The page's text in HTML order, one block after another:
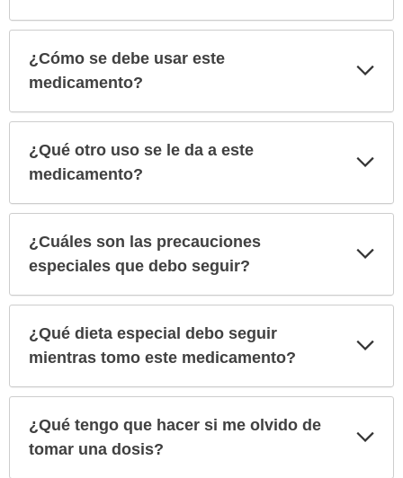
prescribe
medicamento?
extendido.
¿Cómo se debe usar este
medicamento?
¿Qué otro uso se le da a este
medicamento?
¿Cuáles son las precauciones
especiales que debo seguir?
¿Qué dieta especial debo seguir
mientras tomo este medicamento?
¿Qué tengo que hacer si me olvido de
tomar una dosis?